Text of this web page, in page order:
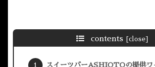
contents
スイーツバーASHIOTOの提供ワ